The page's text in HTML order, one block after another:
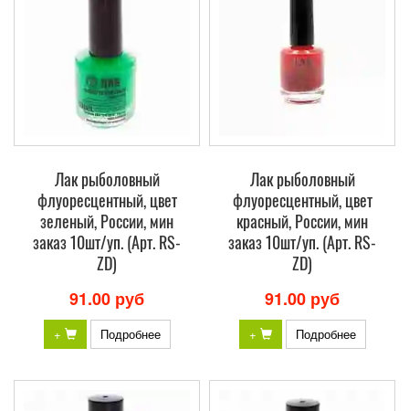
Лак рыболовный
флуоресцентный, цвет
зеленый, России, мин
заказ 10шт/уп. (Арт. RS-
ZD)
91.00 руб
+ Подробнее
Лак рыболовный
флуоресцентный, цвет
красный, России, мин
заказ 10шт/уп. (Арт. RS-
ZD)
91.00 руб
+ Подробнее